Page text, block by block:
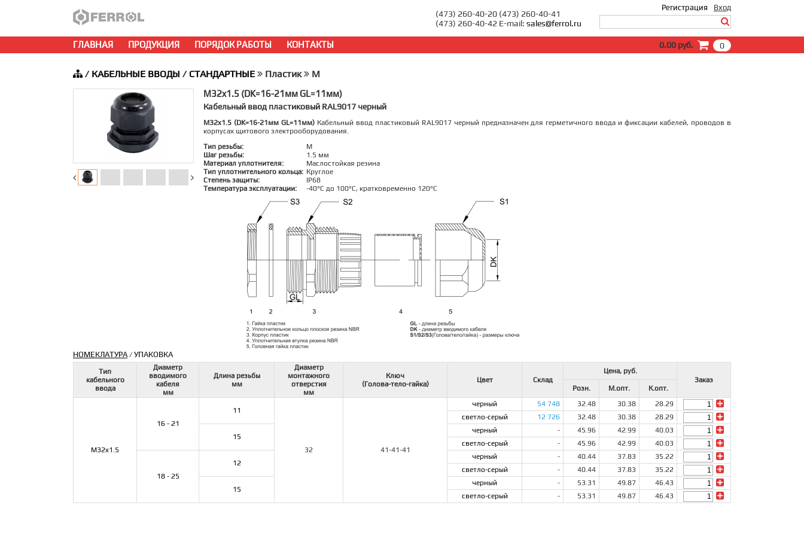
Вход
Регистрация
(473) 260-40-20 (473) 260-40-41
(473) 260-40-42 E-mail: sales@ferrol.ru
ГЛАВНАЯ ПРОДУКЦИЯ ПОРЯДОК РАБОТЫ КОНТАКТЫ 0
0.00 руб.
/ КАБЕЛЬНЫЕ ВВОДЫ / СТАНДАРТНЫЕ Пластик M
M32x1.5 (DK=16-21мм GL=11мм)
Кабельный ввод пластиковый RAL9017 черный
M32x1.5 (DK=16-21мм GL=11мм)Кабельный ввод пластиковый RAL9017 черный предназначен для герметичного ввода и фиксации кабелей, проводов в
корпусах щитового электрооборудования.
Тип резьбы:
M
Шаг резьбы:
1.5 мм
Материал уплотнителя:
Маслостойкая резина
Тип уплотнительного кольца: Круглое
Степень защиты:
IP68
Температура эксплуатации:
-40°C до 100°C, кратковременно 120°C
НОМЕКЛАТУРА/ УПАКОВКА
Тип
кабельного
ввода
Диаметр
вводимого
кабеля
мм
Длина резьбы
мм
Диаметр
монтажного
отверстия
мм
Ключ
(Голова-тело-гайка)
Цвет Склад
Цена, руб.
Заказ
Розн.
М.опт. К.опт.
M32x1.5
16 - 21
11
32 41-41-41
черный 54 748 32.48 30.38
28.29
светло-серый
12 726 32.48 30.38 28.29
15
черный - 45.96 42.99
40.03
светло-серый
- 45.96 42.99 40.03
18 - 25
12
черный - 40.44 37.83
35.22
светло-серый
- 40.44 37.83 35.22
15
черный - 53.31 49.87
46.43
светло-серый
- 53.31 49.87 46.43